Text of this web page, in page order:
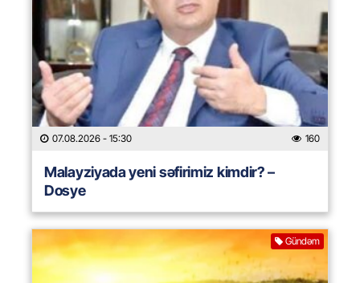
07.08.2026 - 15:30 160
Malayziyada yeni səfirimiz kimdir? –
Dosye
Gündəm